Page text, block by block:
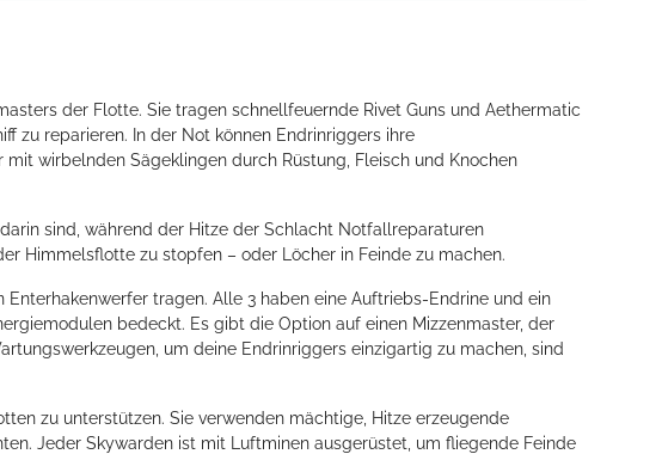
der Flotte. Sie tragen schnellfeuernde Rivet Guns und Aethermatic
zu reparieren. In der Not können Endrinriggers ihre
wirbelnden Sägeklingen durch Rüstung, Fleisch und Knochen
sind, während der Hitze der Schlacht Notfallreparaturen
Himmelsflotte zu stopfen – oder Löcher in Feinde zu machen.
tragen. Alle 3 haben eine Auftriebs-Endrine und ein
bedeckt. Es gibt die Option auf einen Mizzenmaster, der
um deine Endrinriggers einzigartig zu machen, sind
zu unterstützen. Sie verwenden mächtige, Hitze erzeugende
Jeder Skywarden ist mit Luftminen ausgerüstet, um fliegende Feinde